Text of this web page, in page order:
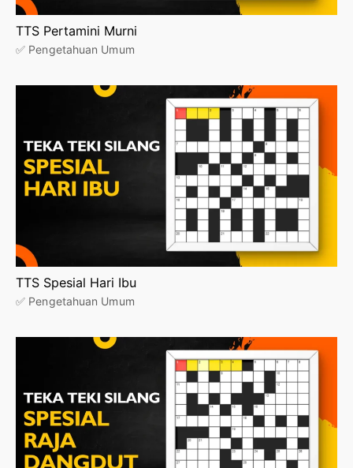
TTS Pertamini Murni
✅ Pengetahuan Umum
TTS Spesial Hari Ibu
✅ Pengetahuan Umum